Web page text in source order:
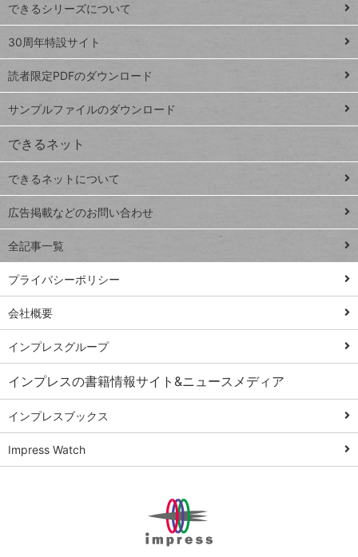
Google
スプレ
ッドシ
ート
iPhone
VLOOKUP
close
閉じ
る
ト
ッ
プ
ペ
ジ
連載
Excel Q&A
トイアンナ流仕
事術
PowerAutomate
ではじめる業務
の完全自動化
AI議事録作成術
Windows 11
Q&A
Teams踏み込み
活用術
Excel講師の仕事
術
できるシリーズについて
30周年特設サイト
読者限定PDFのダウンロード
サンプルファイルのダウンロード
できるネット
できるネットについて
広告掲載などのお問い合わせ
全記事一覧
プライバシーポリシー
会社概要
インプレスグループ
インプレスの書籍情報サイト&ニュースメディア
インプレスブックス
Impress Watch